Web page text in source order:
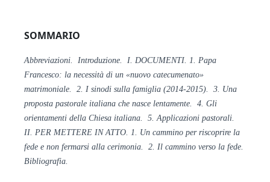
SOMMARIO
Abbreviazioni. Introduzione. I. DOCUMENTI. 1. Papa
Francesco: la necessità di un «nuovo catecumenato»
matrimoniale. 2. I sinodi sulla famiglia (2014-2015). 3. Una
proposta pastorale italiana che nasce lentamente. 4. Gli
orientamenti della Chiesa italiana. 5. Applicazioni pastorali.
II. PER METTERE IN ATTO. 1. Un cammino per riscoprire la
fede e non fermarsi alla cerimonia. 2. Il cammino verso la fede.
Bibliografia.